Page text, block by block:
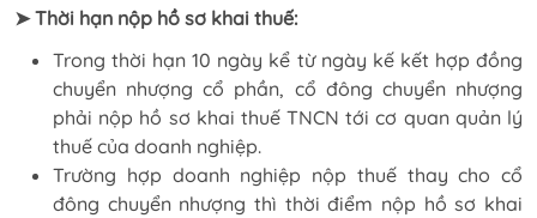
➤ Thời hạn nộp hồ sơ khai thuế:
Trong thời hạn 10 ngày kể từ ngày kế kết hợp đồng
chuyển nhượng cổ phần, cổ đông chuyển nhượng
phải nộp hồ sơ khai thuế TNCN tới cơ quan quản lý
thuế của doanh nghiệp.
Trường hợp doanh nghiệp nộp thuế thay cho cổ
đông chuyển nhượng thì thời điểm nộp hồ sơ khai